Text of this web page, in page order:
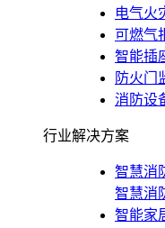
电气火
可燃气
智能插
防火门
消防设
行业解决方案
智慧消
智慧消
智能家